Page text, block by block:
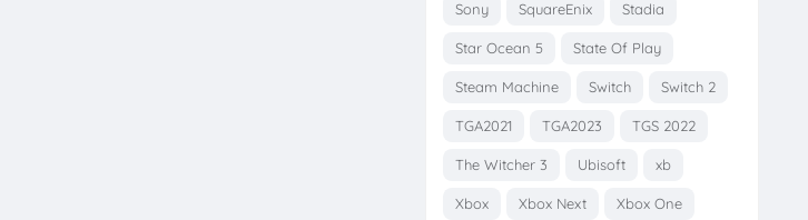
Sony SquareEnix Stadia
Star Ocean 5 State Of Play
Steam Machine Switch Switch 2
TGA2021 TGA2023 TGS 2022
The Witcher 3 Ubisoft xb
Xbox Xbox Next Xbox One